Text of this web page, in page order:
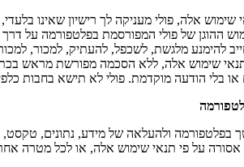
שימוש אלה, פולי מעניקה לך רישיון שאינו
ההוגן של פולי המפורסמת בפלטפורמה על
להימנע מלגשת, לשכפל, להעתיק, למכור,
שימוש אלה, ללא הסכמה מפורשת מראש
בלי הודעה מוקדמת. פולי לא תישא בחבות
בפלטפורמה ולהעלאה של מידע, נתונים,
על פי תנאי שימוש אלה, או לכל מטרה